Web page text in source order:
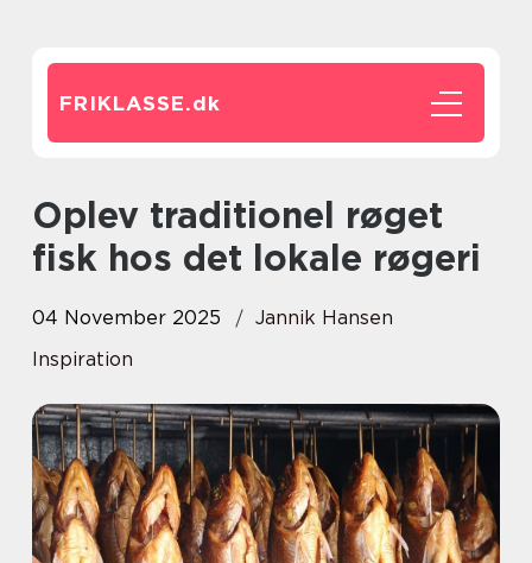
FRIKLASSE.dk
Oplev traditionel røget
fisk hos det lokale røgeri
04 November 2025
Jannik Hansen
Inspiration